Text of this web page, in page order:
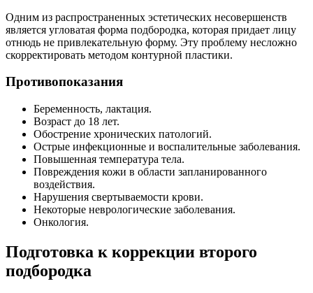
Одним из распространенных эстетических несовершенств
является угловатая форма подбородка, которая придает лицу
отнюдь не привлекательную форму. Эту проблему несложно
скорректировать методом контурной пластики.
Противопоказания
Беременность, лактация.
Возраст до 18 лет.
Обострение хронических патологий.
Острые инфекционные и воспалительные заболевания.
Повышенная температура тела.
Повреждения кожи в области запланированного
воздействия.
Нарушения свертываемости крови.
Некоторые неврологические заболевания.
Онкология.
Подготовка к коррекции второго
подбородка